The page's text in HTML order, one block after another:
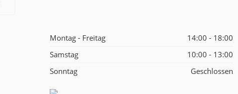
Montag - Freitag
14:00 - 18:00
Samstag
10:00 - 13:00
Sonntag
Geschlossen